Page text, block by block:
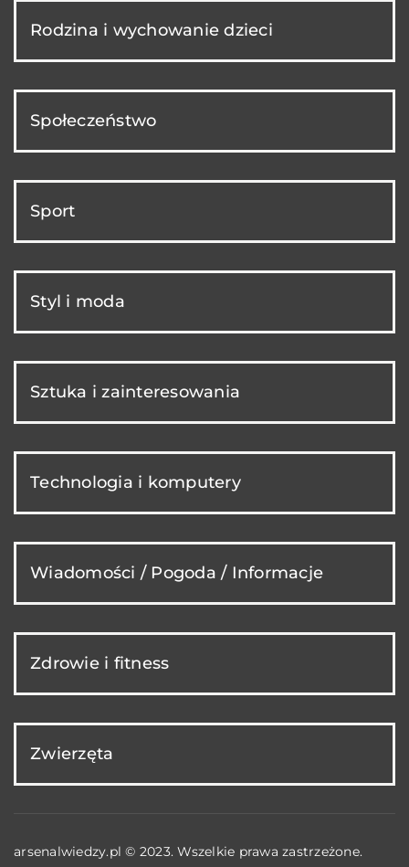
Rodzina i wychowanie dzieci
Społeczeństwo
Sport
Styl i moda
Sztuka i zainteresowania
Technologia i komputery
Wiadomości / Pogoda / Informacje
Zdrowie i fitness
Zwierzęta
arsenalwiedzy.pl © 2023. Wszelkie prawa zastrzeżone.